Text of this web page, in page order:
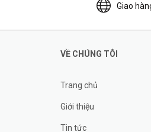
Giao
VỀ CHÚNG TÔI
Trang chủ
Giới thiệu
Tin tức